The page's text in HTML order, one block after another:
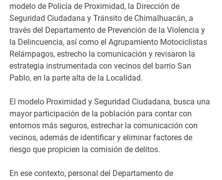
modelo de Policía de Proximidad, la Dirección de
Seguridad Ciudadana y Tránsito de Chimalhuacán, a
través del Departamento de Prevención de la Violencia y
la Delincuencia, así como el Agrupamiento Motociclistas
Relámpagos, estrecho la comunicación y revisaron la
estrategia instrumentada con vecinos del barrio San
Pablo, en la parte alta de la Localidad.
El modelo Proximidad y Seguridad Ciudadana, busca una
mayor participación de la población para contar con
entornos más seguros, estrechar la comunicación con
vecinos, además de identificar y eliminar factores de
riesgo que propicien la comisión de delitos.
En ese contexto, personal del Departamento de